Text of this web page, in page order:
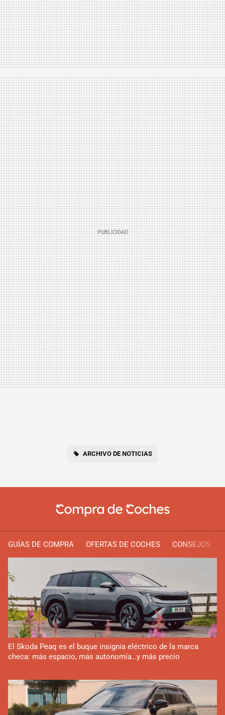
ARCHIVO DE NOTICIAS
GUÍAS DE COMPRA OFERTAS DE COCHES CONSEJOS
El Skoda Peaq es el buque insignia eléctrico de la marca
checa: más espacio, más autonomía…y más precio